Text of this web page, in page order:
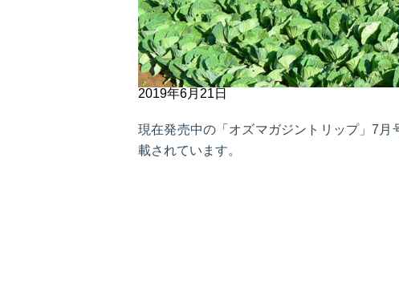
2019年6月21日
現在発売中の「オズマガジントリップ」7
載されています。